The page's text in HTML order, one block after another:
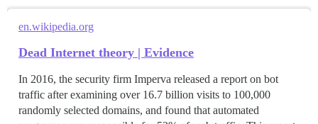
en.wikipedia.org
Dead Internet theory | Evidence
In 2016, the security firm Imperva released a report on bot
traffic after examining over 16.7 billion visits to 100,000
randomly selected domains, and found that automated